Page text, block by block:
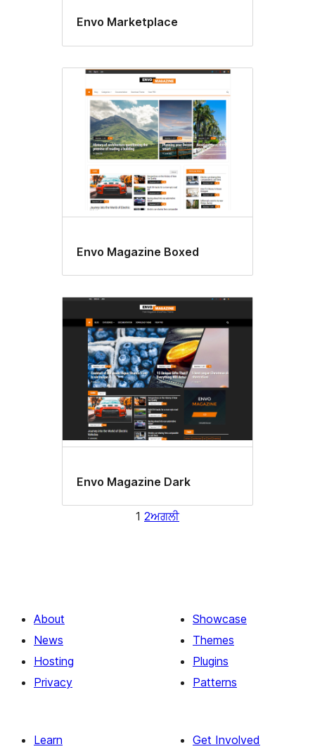
Envo Marketplace
Envo Magazine Boxed
Envo Magazine Dark
1 2ਅਗਲੀ
About
News
Hosting
Privacy
Showcase
Themes
Plugins
Patterns
Learn
Get Involved